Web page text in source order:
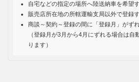
自宅などの指定の場所へ陸送納車を希望
販売店所在地の所轄運輸支局以外で登録
商談～契約～登録の間に「登録月」がず
（登録月が3月から4月にずれる場合は自
ります）